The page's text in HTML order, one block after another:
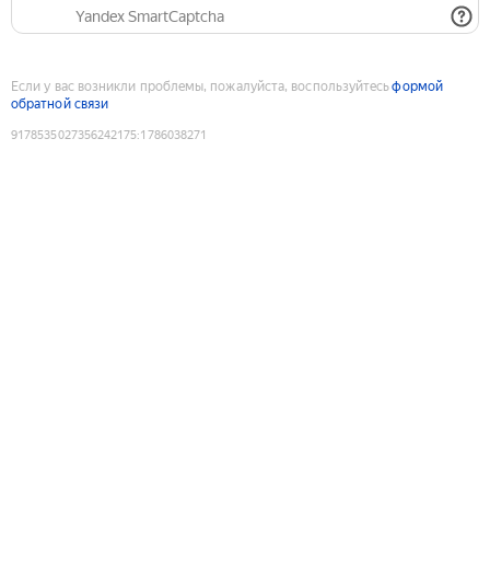
Yandex SmartCaptcha
Если у вас возникли проблемы, пожалуйста, воспользуйтесьформой
обратной связи
9178535027356242175:1786038271